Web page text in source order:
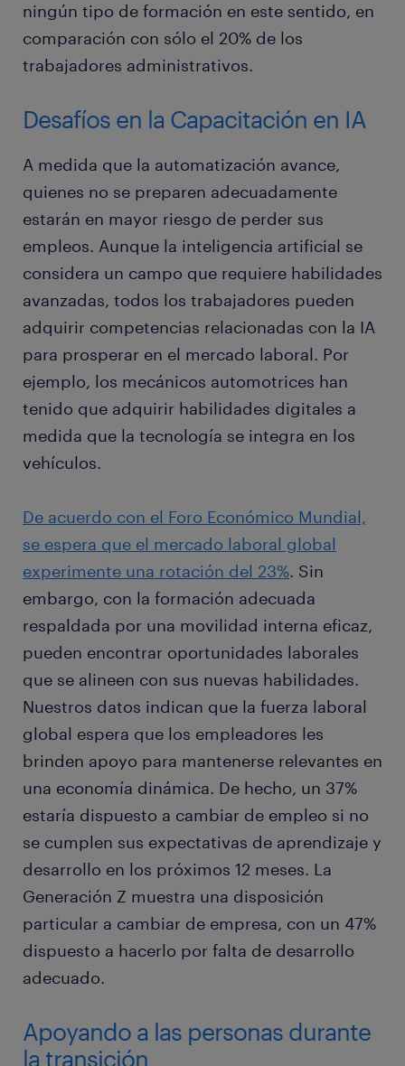
ningún tipo de formación en este sentido, en
comparación con sólo el 20% de los
trabajadores administrativos.
Desafíos en la Capacitación en IA
A medida que la automatización avance,
quienes no se preparen adecuadamente
estarán en mayor riesgo de perder sus
empleos. Aunque la inteligencia artificial se
considera un campo que requiere habilidades
avanzadas, todos los trabajadores pueden
adquirir competencias relacionadas con la IA
para prosperar en el mercado laboral. Por
ejemplo, los mecánicos automotrices han
tenido que adquirir habilidades digitales a
medida que la tecnología se integra en los
vehículos.
De acuerdo con el Foro Económico Mundial,
se espera que el mercado laboral global
experimente una rotación del 23%. Sin
embargo, con la formación adecuada
respaldada por una movilidad interna eficaz,
pueden encontrar oportunidades laborales
que se alineen con sus nuevas habilidades.
Nuestros datos indican que la fuerza laboral
global espera que los empleadores les
brinden apoyo para mantenerse relevantes en
una economía dinámica. De hecho, un 37%
estaría dispuesto a cambiar de empleo si no
se cumplen sus expectativas de aprendizaje y
desarrollo en los próximos 12 meses. La
Generación Z muestra una disposición
particular a cambiar de empresa, con un 47%
dispuesto a hacerlo por falta de desarrollo
adecuado.
Apoyando a las personas durante
la transición